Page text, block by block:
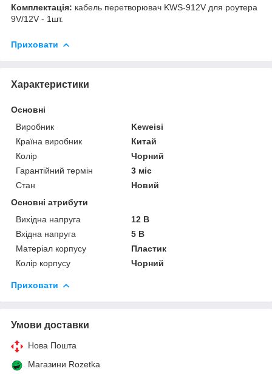
Комплектація: кабель перетворювач KWS-912V для роутера
9V/12V - 1шт.
Приховати
Характеристики
Основні
Виробник
Keweisi
Країна виробник
Китай
Колір
Чорний
Гарантійний термін
3 міс
Стан
Новий
Основні атрибути
Вихідна напруга
12 В
Вхідна напруга
5 В
Матеріал корпусу
Пластик
Колір корпусу
Чорний
Приховати
Умови доставки
Нова Пошта
Магазини Rozetka